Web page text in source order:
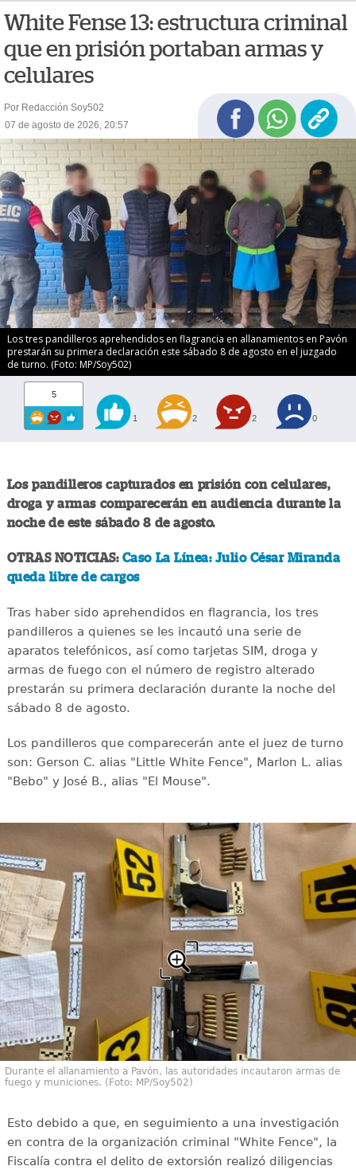
White Fense 13: estructura criminal
que en prisión portaban armas y
celulares
Por Redacción Soy502
07 de agosto de 2026, 20:57
Los tres pandilleros aprehendidos en flagrancia en allanamientos en Pavón
prestarán su primera declaración este sábado 8 de agosto en el juzgado
de turno. (Foto: MP/Soy502)
5
1 2 2 0
Los pandilleros capturados en prisión con celulares,
droga y armas comparecerán en audiencia durante la
noche de este sábado 8 de agosto.
OTRAS NOTICIAS: Caso La Línea: Julio César Miranda
queda libre de cargos
Tras haber sido aprehendidos en flagrancia, los tres
pandilleros a quienes se les incautó una serie de
aparatos telefónicos, así como tarjetas SIM, droga y
armas de fuego con el número de registro alterado
prestarán su primera declaración durante la noche del
sábado 8 de agosto.
Los pandilleros que comparecerán ante el juez de turno
son: Gerson C. alias "Little White Fence", Marlon L. alias
"Bebo" y José B., alias "El Mouse".
Durante el allanamiento a Pavón, las autoridades incautaron armas de
fuego y municiones. (Foto: MP/Soy502)
Esto debido a que, en seguimiento a una investigación
en contra de la organización criminal "White Fence", la
Fiscalía contra el delito de extorsión realizó diligencias